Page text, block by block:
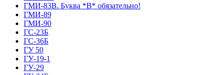
ГМИ-83В. Буква *В* обязательно!
ГМИ-89
ГМИ-90
ГС-23Б
ГС-36Б
ГУ 50
ГУ-19-1
ГУ-29